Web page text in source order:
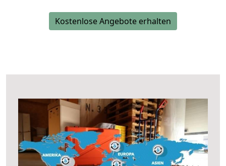
Kostenlose Angebote erhalten